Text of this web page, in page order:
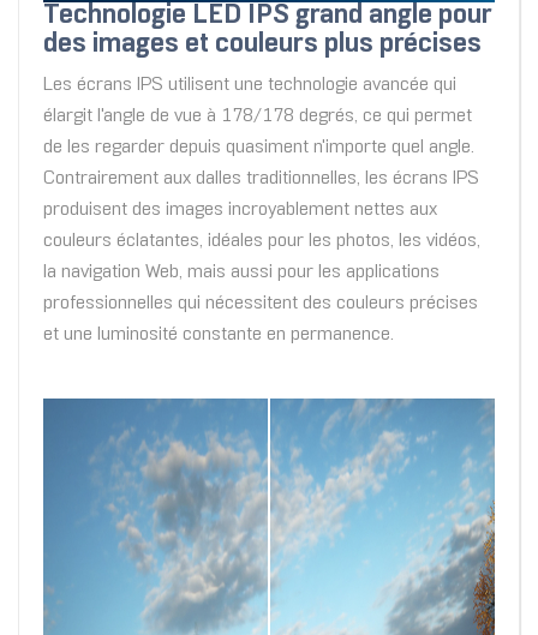
Technologie LED IPS grand angle pour
des images et couleurs plus précises
Les écrans IPS utilisent une technologie avancée qui
élargit l'angle de vue à 178/178 degrés, ce qui permet
de les regarder depuis quasiment n'importe quel angle.
Contrairement aux dalles traditionnelles, les écrans IPS
produisent des images incroyablement nettes aux
couleurs éclatantes, idéales pour les photos, les vidéos,
la navigation Web, mais aussi pour les applications
professionnelles qui nécessitent des couleurs précises
et une luminosité constante en permanence.